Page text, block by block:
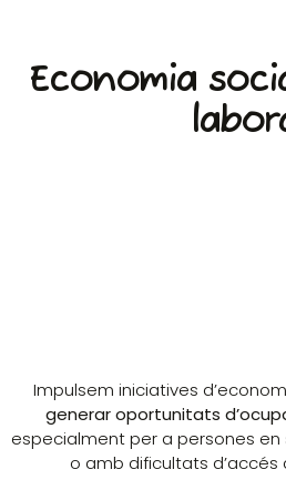
Economia
Impulsem iniciatives
generar oportunitats
especialment per a persones
o amb dificultats d’accés